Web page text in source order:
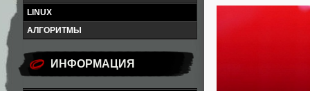
LINUX
АЛГОРИТМЫ
ИНФОРМАЦИЯ